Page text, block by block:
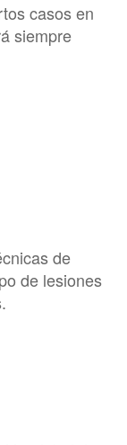
casos en
siempre
de
de lesiones